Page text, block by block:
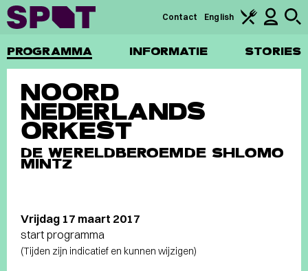
PROGRAMMA INFORMATIE STORIES
Contact English
NOORD
NEDERLANDS
ORKEST
DE WERELDBEROEMDE SHLOMO
MINTZ
Vrijdag 17 maart 2017
start programma
(Tijden zijn indicatief en kunnen wijzigen)